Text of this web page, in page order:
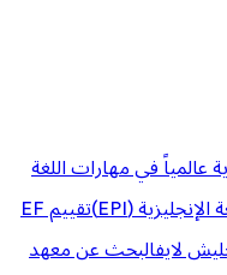
عالمياً في مهارات اللغة
تقييم EF
لايفالبحث عن معهد